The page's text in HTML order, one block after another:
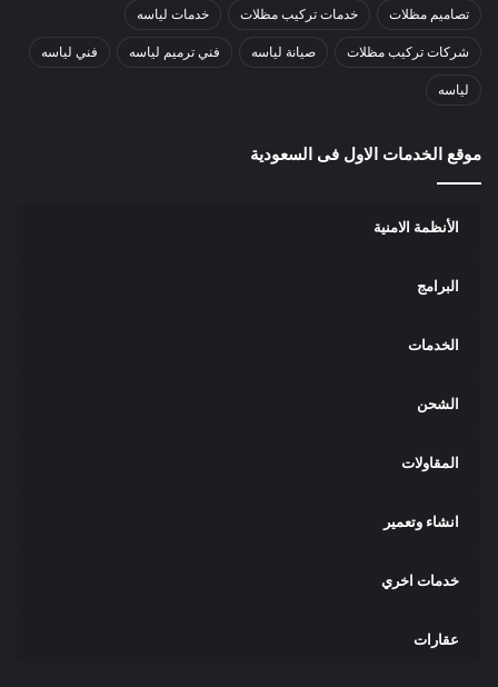
تصاميم مظلات خدمات تركيب مظلات خدمات لياسه
شركات تركيب مظلات صيانة لياسه فني ترميم لياسه فني لياسه
لياسه
موقع الخدمات الاول فى السعودية
الأنظمة الامنية
البرامج
الخدمات
الشحن
المقاولات
انشاء وتعمير
خدمات اخري
عقارات